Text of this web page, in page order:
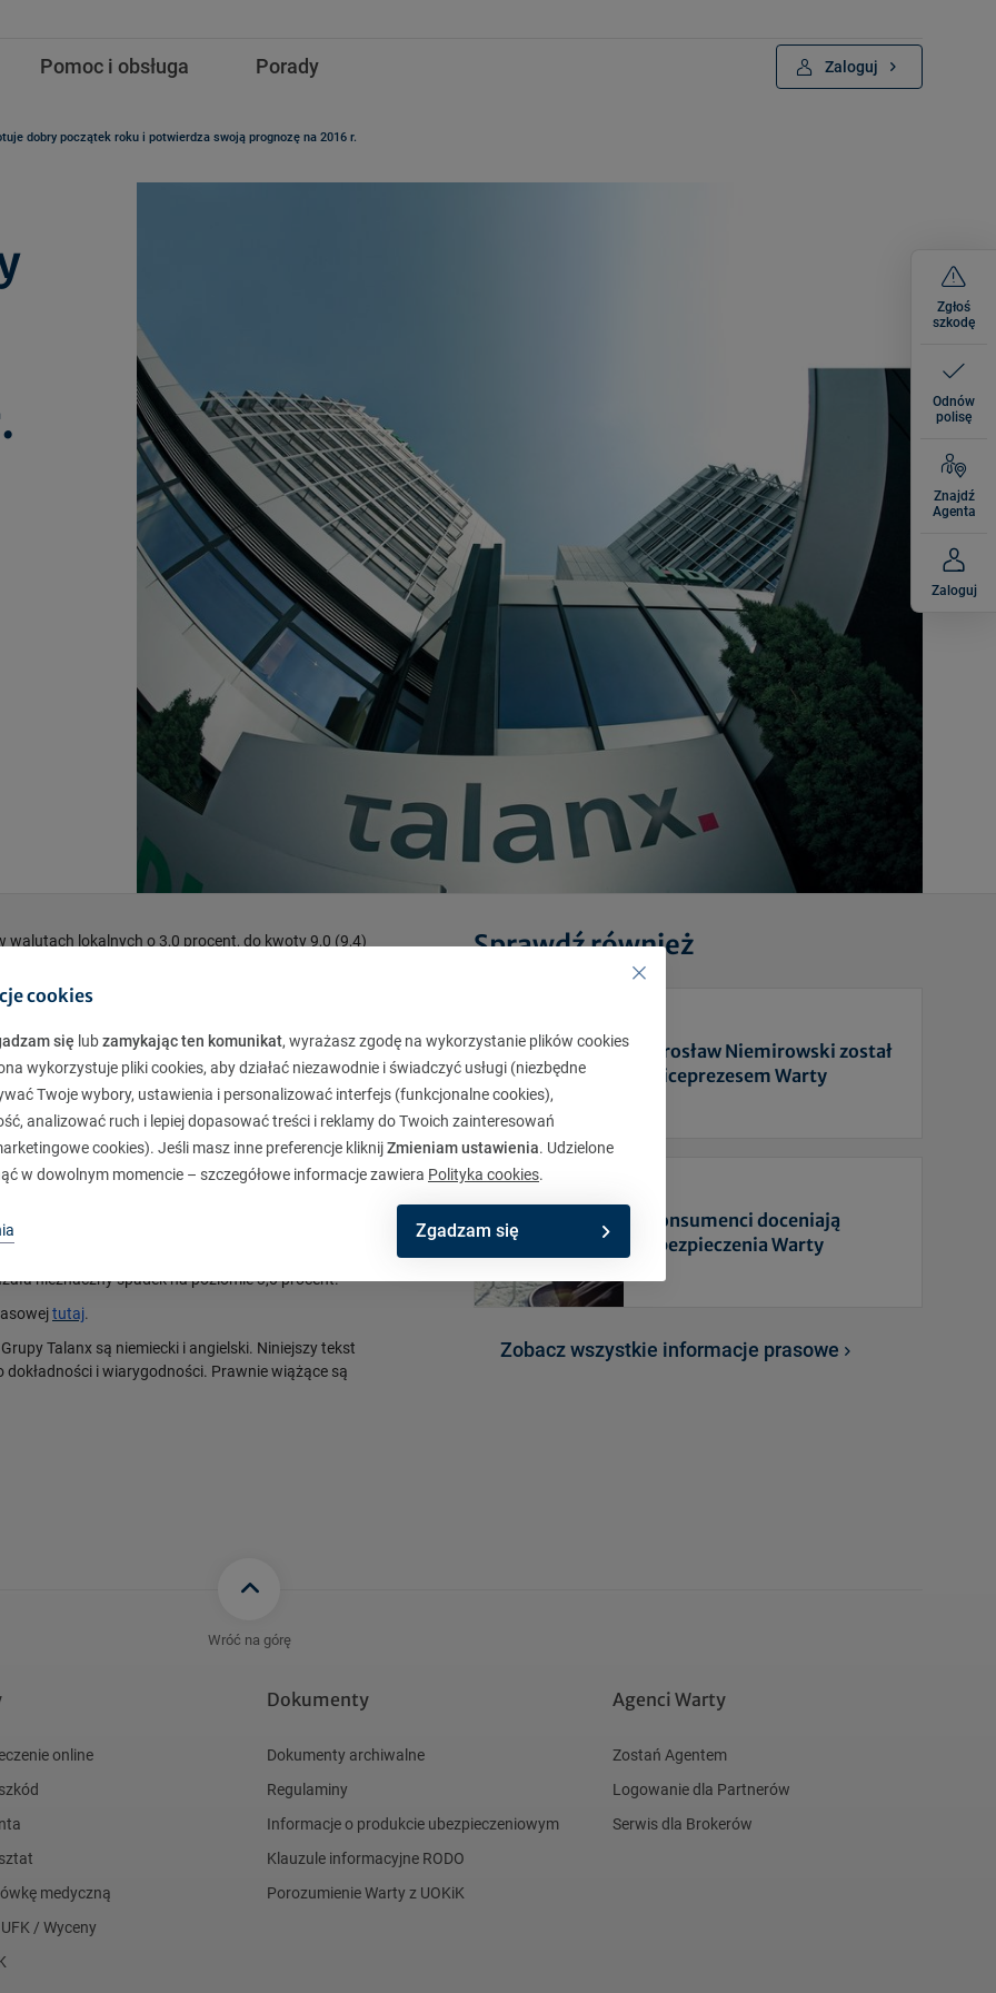
Pomoc i obsługa Porady Zaloguj
dobry początek roku i potwierdza swoją prognozę na 2016 r.
walutach lokalnych o 3,0 procent, do kwoty 9,0 (9,4)
mln euro
w tym samym okresie 2015 r.
około 750 mln euro
prognozę na 2016 r. W okresie od stycznia do
euro w porównaniu z dobrymi wynikami w tym
reasekuracyjnej w analogicznym okresie
w wysokości około 19 mln euro po podatkach i
jednorazowego dochodu, zysk netto Grupy
niezmienionym w porównaniu z analogicznym
euro (9,4), o czym przesądziło zamierzone
życie w Niemczech, a także różnice kursowe;
nieznaczny spadek na poziomie 3,0 procent.
tutaj.
Talanx są niemiecki i angielski. Niniejszy tekst
i wiarygodności. Prawnie wiążące są
Sprawdź również
Jarosław Niemirowski został
Wiceprezesem Warty
Konsumenci doceniają
ubezpieczenia Warty
Zobacz wszystkie informacje prasowe
Wróć na górę
online
medyczną
/ Wyceny
Dokumenty
Dokumenty archiwalne
Regulaminy
Informacje o produkcie ubezpieczeniowym
Klauzule informacyjne RODO
Porozumienie Warty z UOKiK
Agenci Warty
Zostań Agentem
Logowanie dla Partnerów
Serwis dla Brokerów
Zgłoś
szkodę
Odnów
polisę
Znajdź
Agenta
Zaloguj
cookies
się lubzamykając ten komunikat, wyrażasz zgodę na wykorzystanie plików cookies
wykorzystuje pliki cookies, aby działać niezawodnie i świadczyć usługi (niezbędne
Twoje wybory, ustawienia i personalizować interfejs (funkcjonalne cookies),
analizować ruch i lepiej dopasować treści i reklamy do Twoich zainteresowań
cookies). Jeśli masz inne preferencje kliknijZmieniam ustawienia. Udzielone
w dowolnym momencie – szczegółowe informacje zawiera Polityka cookies.
Zgadzam się